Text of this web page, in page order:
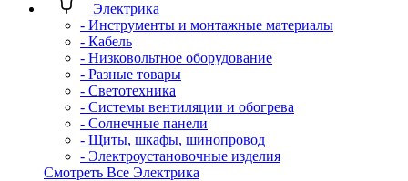
Электрика
- Инструменты и монтажные материалы
- Кабель
- Низковольтное оборудование
- Разные товары
- Светотехника
- Системы вентиляции и обогрева
- Солнечные панели
- Щиты, шкафы, шинопровод
- Электроустановочные изделия
Смотреть Все Электрика